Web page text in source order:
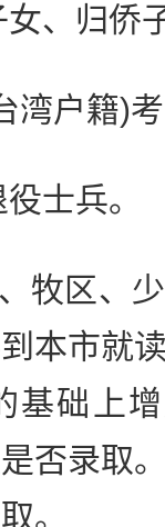
、归侨
户籍)
士兵。
区、少
本市就
基础上
否录取
。